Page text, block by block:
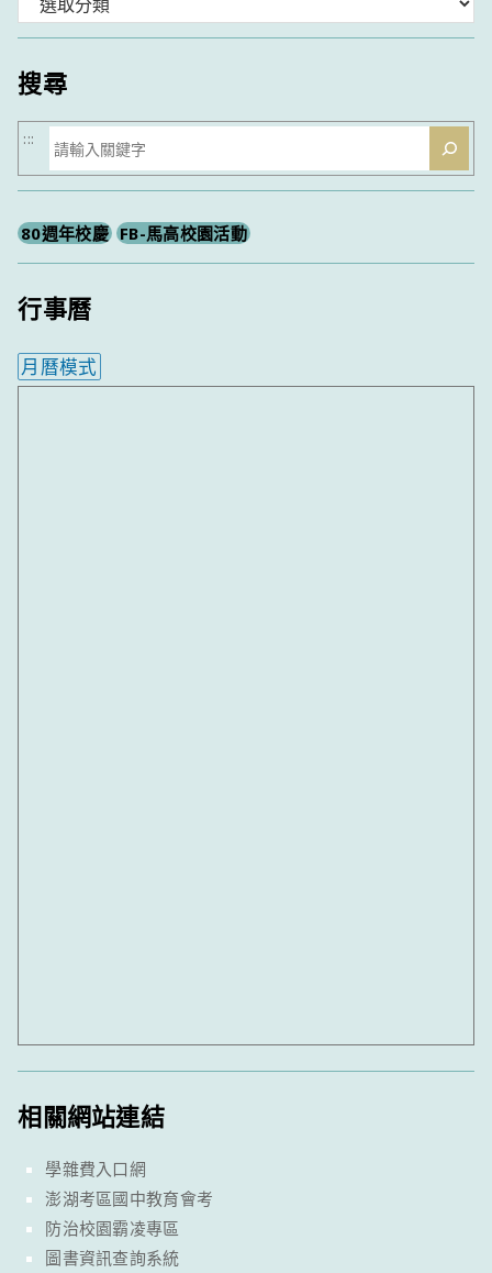
類
搜尋
搜
尋
:::
80週年校慶 FB-馬高校園活動
行事曆
月曆模式
相關網站連結
學雜費入口網
澎湖考區國中教育會考
防治校園霸凌專區
圖書資訊查詢系統